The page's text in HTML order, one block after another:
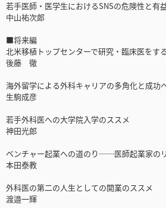
若手医師・医学生におけるSNSの危険性と有
中山祐次郎
■将来編
北米移植トップセンターで研究・臨床医をす
後藤 徹
海外留学による外科キャリアの多角化と成功
生駒成彦
若手外科医への大学院入学のススメ
神田光郎
ベンチャー起業への道のり──医師起業家の
本田泰教
外科医の第二の人生としての開業のススメ
渡邉一輝